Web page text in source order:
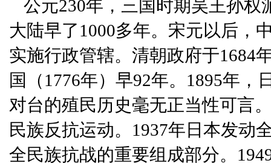
公元230年，三国时期吴王孙
大陆早了1000多年。宋元以后，
实施行政管辖。清朝政府于1684
国（1776年）早92年。1895年
对台的殖民历史毫无正当性可言
民族反抗运动。1937年日本发动
全民族抗战的重要组成部分。